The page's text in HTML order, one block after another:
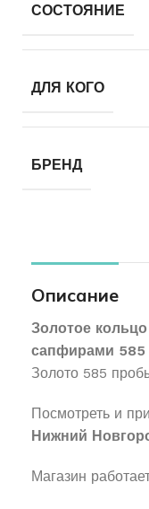
СОСТОЯНИЕ
ДЛЯ КОГО
БРЕНД
Описание
Золотое
сапфирами 585
Золото 585
Посмотреть и
Нижний
Магазин